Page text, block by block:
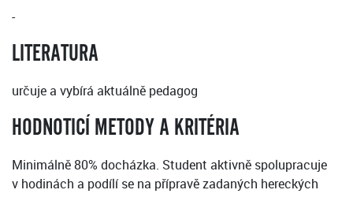
-
LITERATURA
určuje a vybírá aktuálně pedagog
HODNOTICÍ METODY A KRITÉRIA
Minimálně 80% docházka. Student aktivně spolupracuje
v hodinách a podílí se na přípravě zadaných hereckých